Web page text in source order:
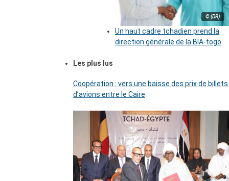
© (DR)
Un haut cadre tchadien prend la
direction générale de la BIA-togo
Les plus lus
Coopération : vers une baisse des prix de billets
d’avions entre le Caire